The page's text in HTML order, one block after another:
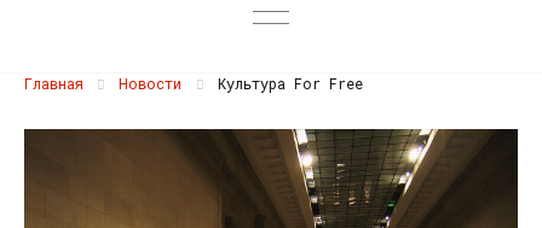
Главная Новости Культура For Free